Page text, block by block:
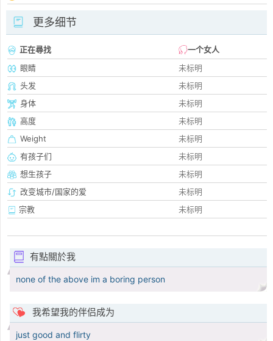
更多细节
正在尋找
一个女人
眼睛
未标明
头发
未标明
身体
未标明
高度
未标明
Weight
未标明
有孩子们
未标明
想生孩子
未标明
改变城市/国家的爱
未标明
宗教
未标明
有點關於我
none of the above im a boring person
我希望我的伴侣成为
just good and flirty